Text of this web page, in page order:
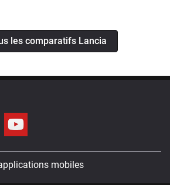
les comparatifs Lancia
mobiles